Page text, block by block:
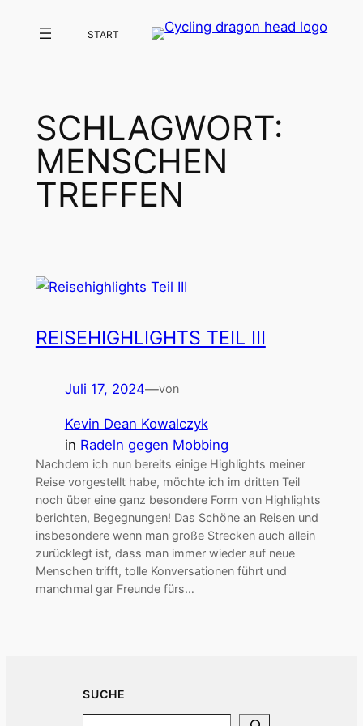
Inhalt
START
SCHLAGWORT:
MENSCHEN
TREFFEN
REISEHIGHLIGHTS TEIL III
Juli 17, 2024—von
Kevin Dean Kowalczyk
in Radeln gegen Mobbing
Nachdem ich nun bereits einige Highlights meiner
Reise vorgestellt habe, möchte ich im dritten Teil
noch über eine ganz besondere Form von Highlights
berichten, Begegnungen! Das Schöne an Reisen und
insbesondere wenn man große Strecken auch allein
zurücklegt ist, dass man immer wieder auf neue
Menschen trifft, tolle Konversationen führt und
manchmal gar Freunde fürs…
SUCHE